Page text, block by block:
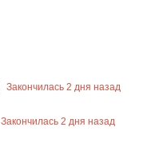
Закончилась 2 дня назад
Закончилась 2 дня назад